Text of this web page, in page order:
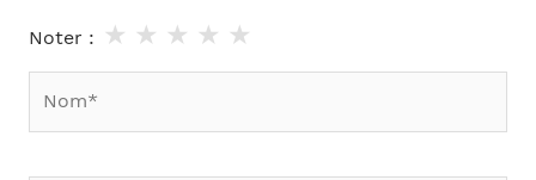
Noter : ★
★
★
★
★